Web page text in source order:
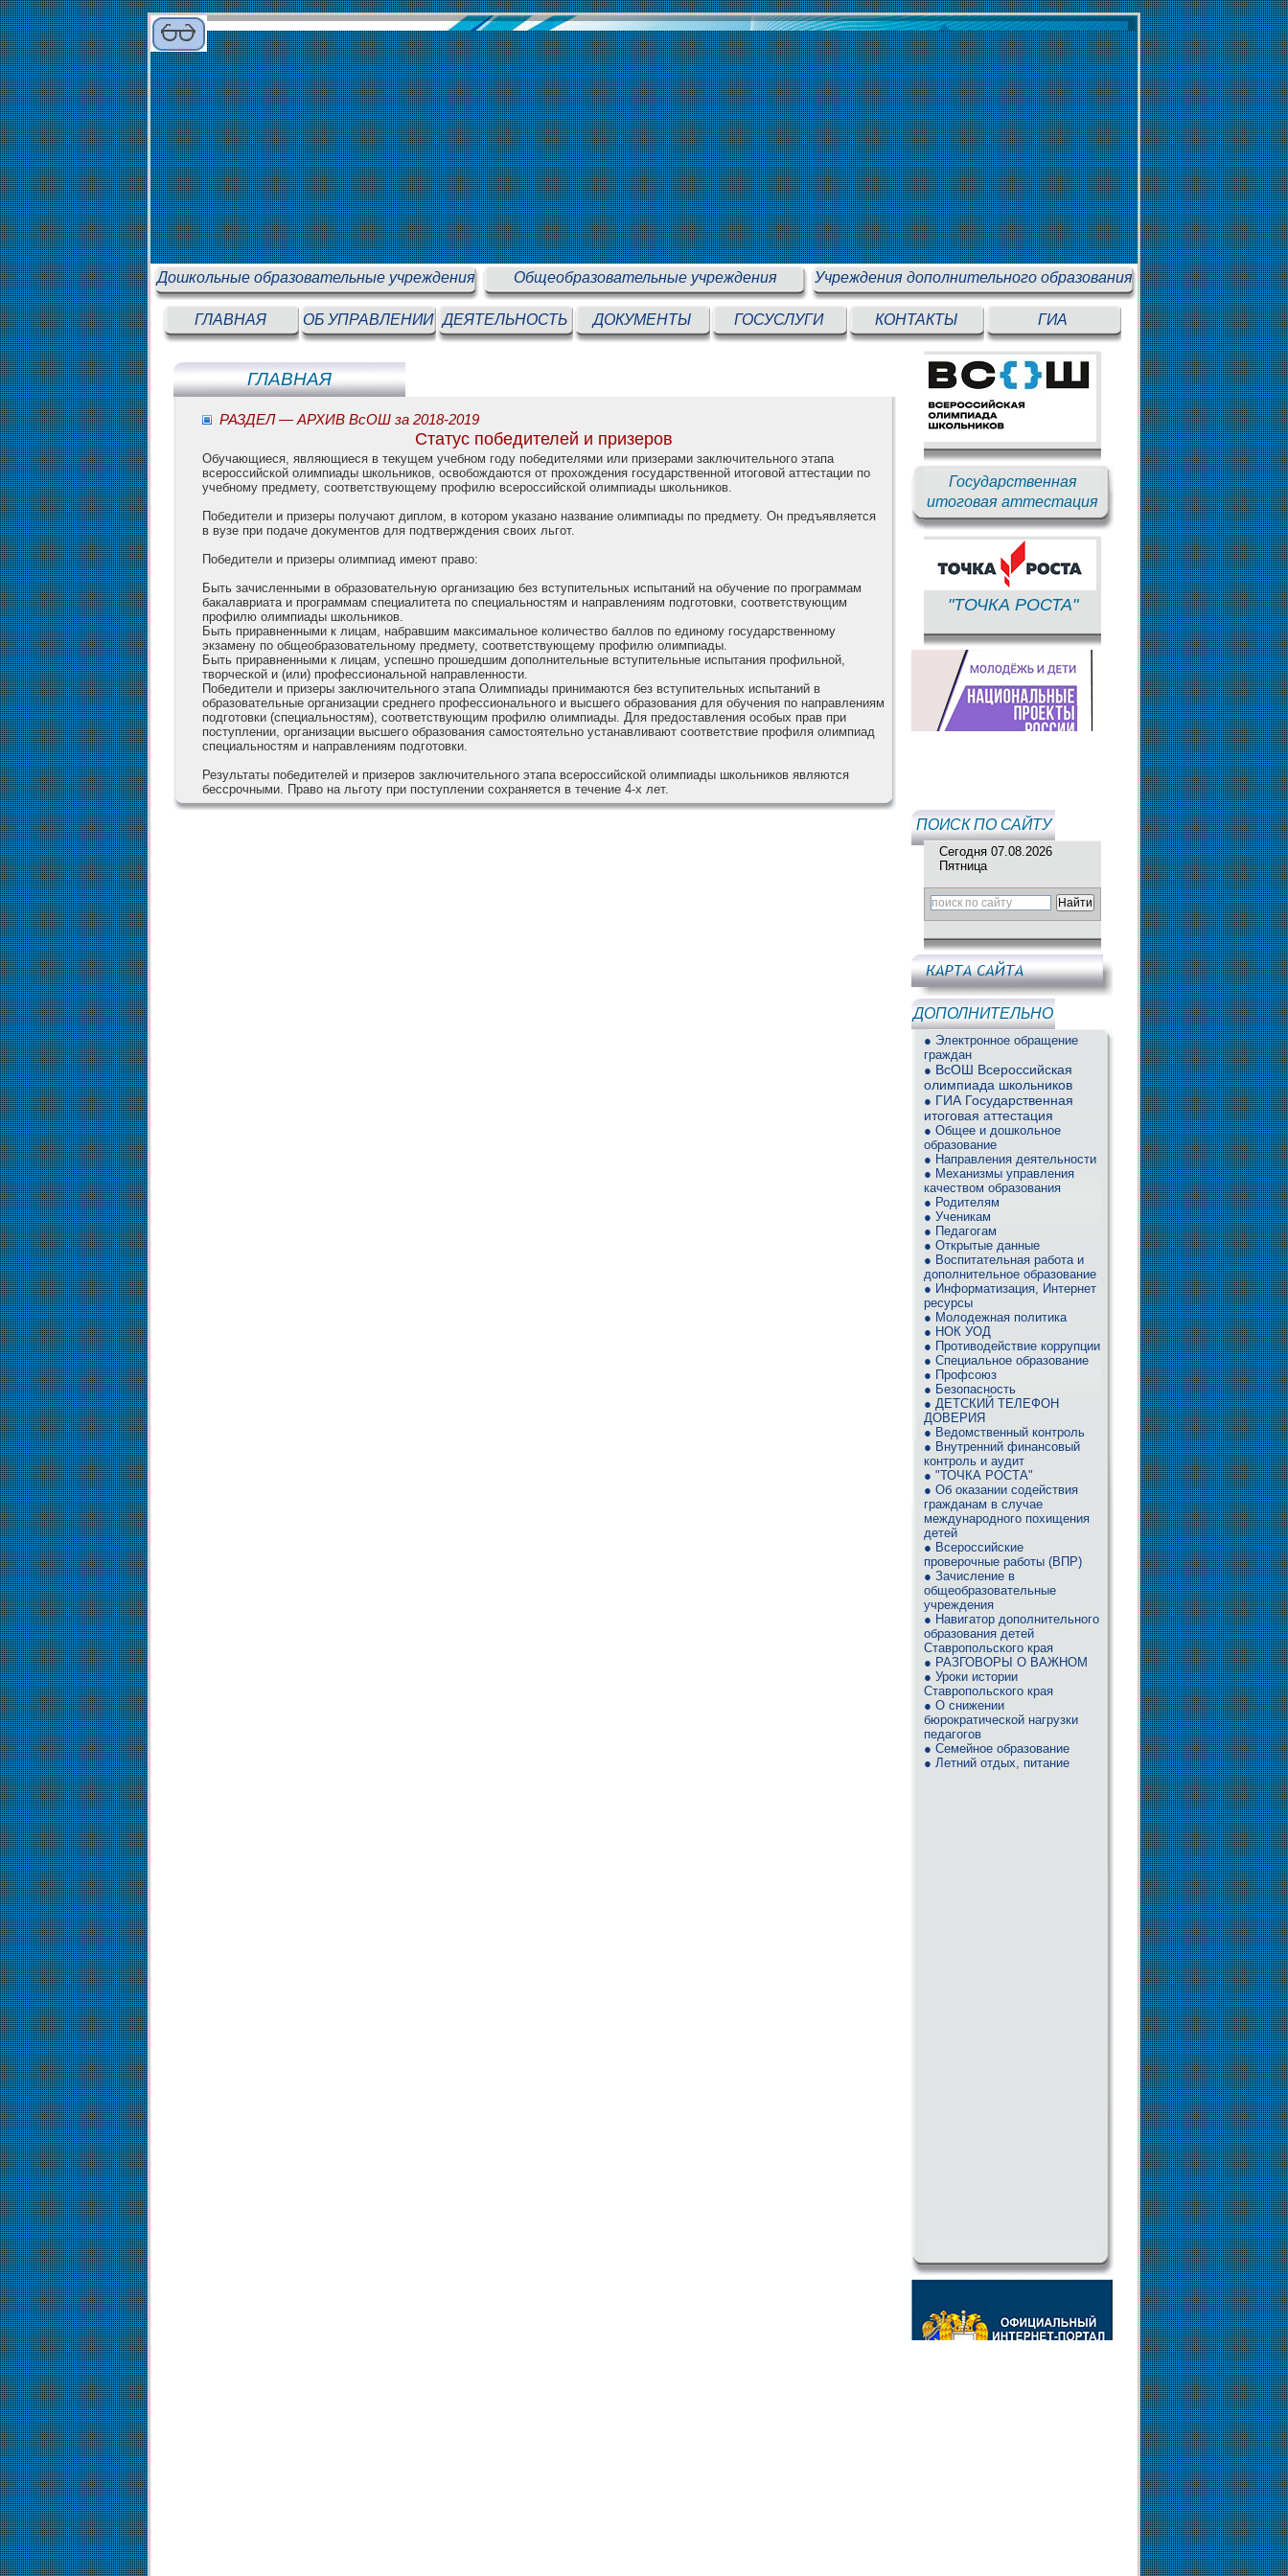
Дошкольные образовательные учреждения Общеобразовательные учреждения Учреждения дополнительного образования
ГЛАВНАЯ ОБ УПРАВЛЕНИИ ДЕЯТЕЛЬНОСТЬ ДОКУМЕНТЫ ГОСУСЛУГИ КОНТАКТЫ ГИА
ГЛАВНАЯ
РАЗДЕЛ — АРХИВ ВсОШ за 2018-2019
Статус победителей и призеров
Обучающиеся, являющиеся в текущем учебном году победителями или призерами заключительного этапа
всероссийской олимпиады школьников, освобождаются от прохождения государственной итоговой аттестации по
учебному предмету, соответствующему профилю всероссийской олимпиады школьников.
Победители и призеры получают диплом, в котором указано название олимпиады по предмету. Он предъявляется
в вузе при подаче документов для подтверждения своих льгот.
Победители и призеры олимпиад имеют право:
Быть зачисленными в образовательную организацию без вступительных испытаний на обучение по программам
бакалавриата и программам специалитета по специальностям и направлениям подготовки, соответствующим
профилю олимпиады школьников.
Быть приравненными к лицам, набравшим максимальное количество баллов по единому государственному
экзамену по общеобразовательному предмету, соответствующему профилю олимпиады.
Быть приравненными к лицам, успешно прошедшим дополнительные вступительные испытания профильной,
творческой и (или) профессиональной направленности.
Победители и призеры заключительного этапа Олимпиады принимаются без вступительных испытаний в
образовательные организации среднего профессионального и высшего образования для обучения по направлениям
подготовки (специальностям), соответствующим профилю олимпиады. Для предоставления особых прав при
поступлении, организации высшего образования самостоятельно устанавливают соответствие профиля олимпиад
специальностям и направлениям подготовки.
Результаты победителей и призеров заключительного этапа всероссийской олимпиады школьников являются
бессрочными. Право на льготу при поступлении сохраняется в течение 4-х лет.
Государственная
итоговая аттестация
"ТОЧКА РОСТА"
ПОИСК ПО САЙТУ
Сегодня 07.08.2026
Пятница
ДОПОЛНИТЕЛЬНО
● Электронное обращение
граждан
● ВсОШ Всероссийская
олимпиада школьников
● ГИА Государственная
итоговая аттестация
● Общее и дошкольное
образование
● Направления деятельности
● Механизмы управления
качеством образования
● Родителям
● Ученикам
● Педагогам
● Открытые данные
● Воспитательная работа и
дополнительное образование
● Информатизация, Интернет
ресурсы
● Молодежная политика
● НОК УОД
● Противодействие коррупции
● Специальное образование
● Профсоюз
● Безопасность
● ДЕТСКИЙ ТЕЛЕФОН
ДОВЕРИЯ
● Ведомственный контроль
● Внутренний финансовый
контроль и аудит
● "ТОЧКА РОСТА"
● Об оказании содействия
гражданам в случае
международного похищения
детей
● Всероссийские
проверочные работы (ВПР)
● Зачисление в
общеобразовательные
учреждения
● Навигатор дополнительного
образования детей
Ставропольского края
● РАЗГОВОРЫ О ВАЖНОМ
● Уроки истории
Ставропольского края
● О снижении
бюрократической нагрузки
педагогов
● Семейное образование
● Летний отдых, питание